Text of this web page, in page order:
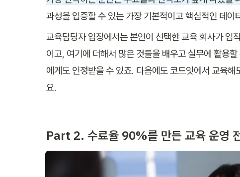
과성을 입증할 수 있는 가장 기본적이고 핵심적인 데이
교육담당자 입장에서는 본인이 선택한 교육 회사가 임
이고, 여기에 더해서 많은 것들을 배우고 실무에 활용
에게도 인정받을 수 있죠. 다음에도 코드잇에서 교육
요.
Part 2. 수료율 90%를 만든 교육 운영